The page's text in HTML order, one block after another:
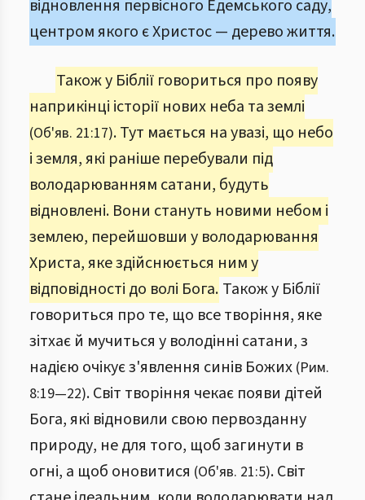
відновлення первісного Едемського саду,
центром якого є Христос — дерево життя.
Також у Біблії говориться про появу
наприкінці історії нових неба та землі
(Об'яв. 21:17). Тут мається на увазі, що небо
і земля, які раніше перебували під
володарюванням сатани, будуть
відновлені. Вони стануть новими небом і
землею, перейшовши у володарювання
Христа, яке здійснюється ним у
відповідності до волі Бога. Також у Біблії
говориться про те, що все творіння, яке
зітхає й мучиться у володінні сатани, з
надією очікує з'явлення синів Божих (Рим.
8:19—22). Світ творіння чекає появи дітей
Бога, які відновили свою первозданну
природу, не для того, щоб загинути в
огні, а щоб оновитися (Об'яв. 21:5). Світ